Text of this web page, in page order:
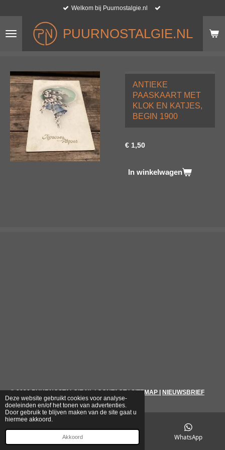
Deze website gebruikt cookies voor analyse-
doeleinden en/of het tonen van advertenties.
Door gebruik te blijven maken van de site gaat u
hiermee akkoord.
Akkoord
naar
hoofdinhoud
PUURNOSTALGIE.NL
Welkom bij Puurnostalgie.nl
ANTIEKE
PAASKAART MET
KLOK EN KATJES,
BEGIN 1900
€ 1,50
In winkelwagen
© 2026 PUURNOSTALGIE.NL|CONTACT|SITEMAP NIEUWSBRIEF
WhatsApp